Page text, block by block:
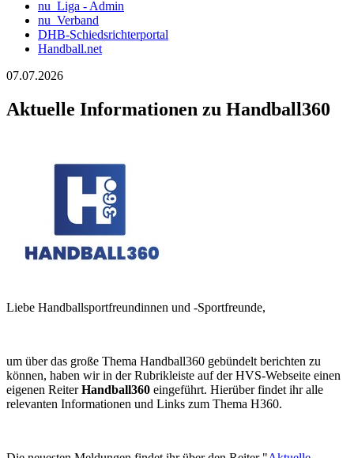
nu_Liga - Admin
nu_Verband
DHB-Schiedsrichterportal
Handball.net
07.07.2026
Aktuelle Informationen zu Handball360
Liebe Handballsportfreundinnen und -Sportfreunde,
um über das große Thema Handball360 gebündelt berichten zu
können, haben wir in der Rubrikleiste auf der HVS-Webseite einen
eigenen ReiterHandball360 eingeführt. Hierüber findet ihr alle
relevanten Informationen und Links zum Thema H360.